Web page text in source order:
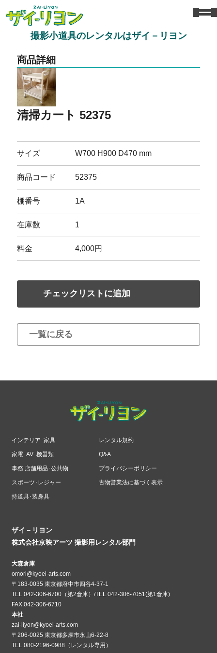
撮影小道具のレンタルはザイ－リヨン
商品詳細
清掃カート 52375
サイズ W700 H900 D470 mm
商品コード 52375
棚番号 1A
在庫数 1
料金 4,000円
チェックリストに追加
一覧に戻る
インテリア･家具
家電･AV･機器類
事務 店舗用品･公共物
スポーツ･レジャー
持道具･装身具
レンタル規約
Q&A
プライバシーポリシー
古物営業法に基づく表示
ザイ－リヨン
株式会社京映アーツ 撮影用レンタル部門
大森倉庫
omori@kyoei-arts.com
〒183-0035 東京都府中市四谷4-37-1
TEL.042-306-6700（第2倉庫）/TEL.042-306-7051(第1倉庫)
FAX.042-306-6710
本社
zai-liyon@kyoei-arts.com
〒206-0025 東京都多摩市永山6-22-8
TEL.080-2196-0988（レンタル専用）